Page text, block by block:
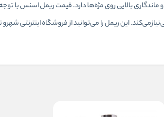
بالایی روی مژه‌ها دارد. قیمت ریمل اسنس با
این ریمل را می‌توانید از فروشگاه اینترنتی شهرو